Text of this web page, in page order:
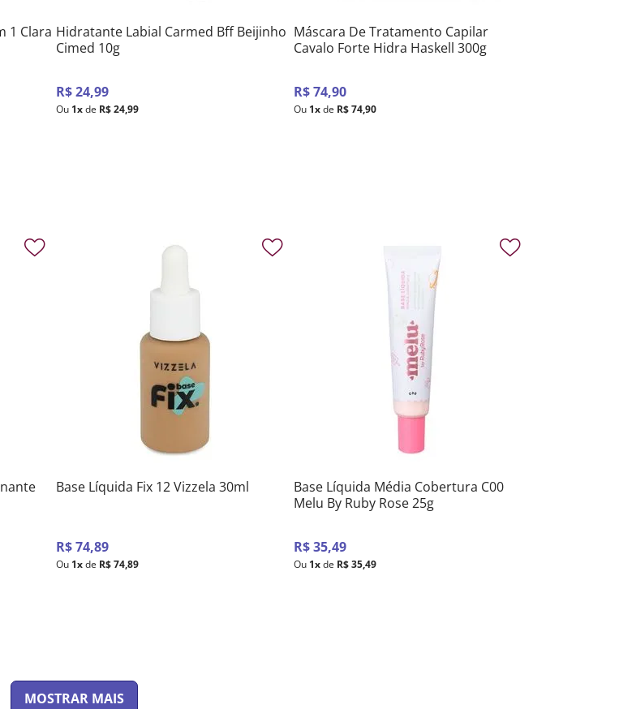
1 Clara Hidratante Labial Carmed Bff Beijinho
Cimed 10g
R$ 24,99
Ou 1x de R$ 24,99
Máscara De Tratamento Capilar
Cavalo Forte Hidra Haskell 300g
R$74,90
Ou 1xde R$74,90
Base Líquida Fix 12 Vizzela 30ml
R$ 74,89
Ou 1x de R$ 74,89
Base Líquida Média Cobertura C00
Melu By Ruby Rose 25g
R$35,49
Ou 1xde R$35,49
MOSTRAR MAIS